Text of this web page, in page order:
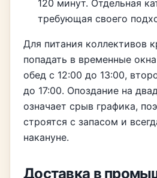
120 минут. Отдельная
требующая своего
Для питания коллективов
попадать в временные
обед с 12:00 до 13:00,
до 17:00. Опоздание на
означает срыв графика,
строятся с запасом и
накануне.
Доставка в